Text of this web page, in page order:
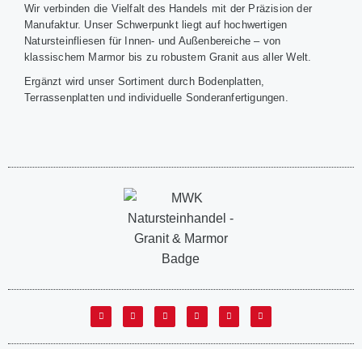
Wir verbinden die Vielfalt des Handels mit der Präzision der
Manufaktur. Unser Schwerpunkt liegt auf hochwertigen
Natursteinfliesen für Innen- und Außenbereiche – von
klassischem Marmor bis zu robustem Granit aus aller Welt.
Ergänzt wird unser Sortiment durch Bodenplatten,
Terrassenplatten und individuelle Sonderanfertigungen.